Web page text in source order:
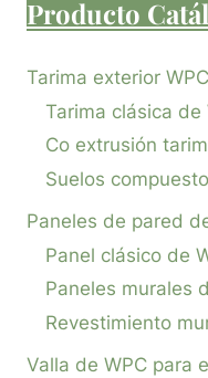
Producto
Tarima exterior WPC
Tarima clásica de
Co extrusión
Suelos
Paneles de pared
Panel clásico de
Paneles murales
Revestimiento
Valla de WPC para